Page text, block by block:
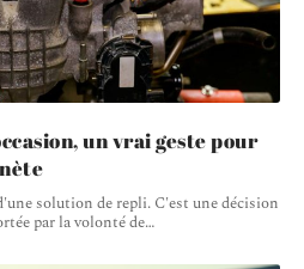
un vrai geste pour
solution de repli. C'est une décision
par la volonté de…